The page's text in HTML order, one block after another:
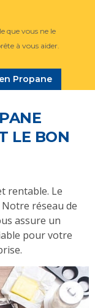
que vous ne le
à vous aider.
Propane
LE BON
rentable. Le
réseau de
assure un
pour votre